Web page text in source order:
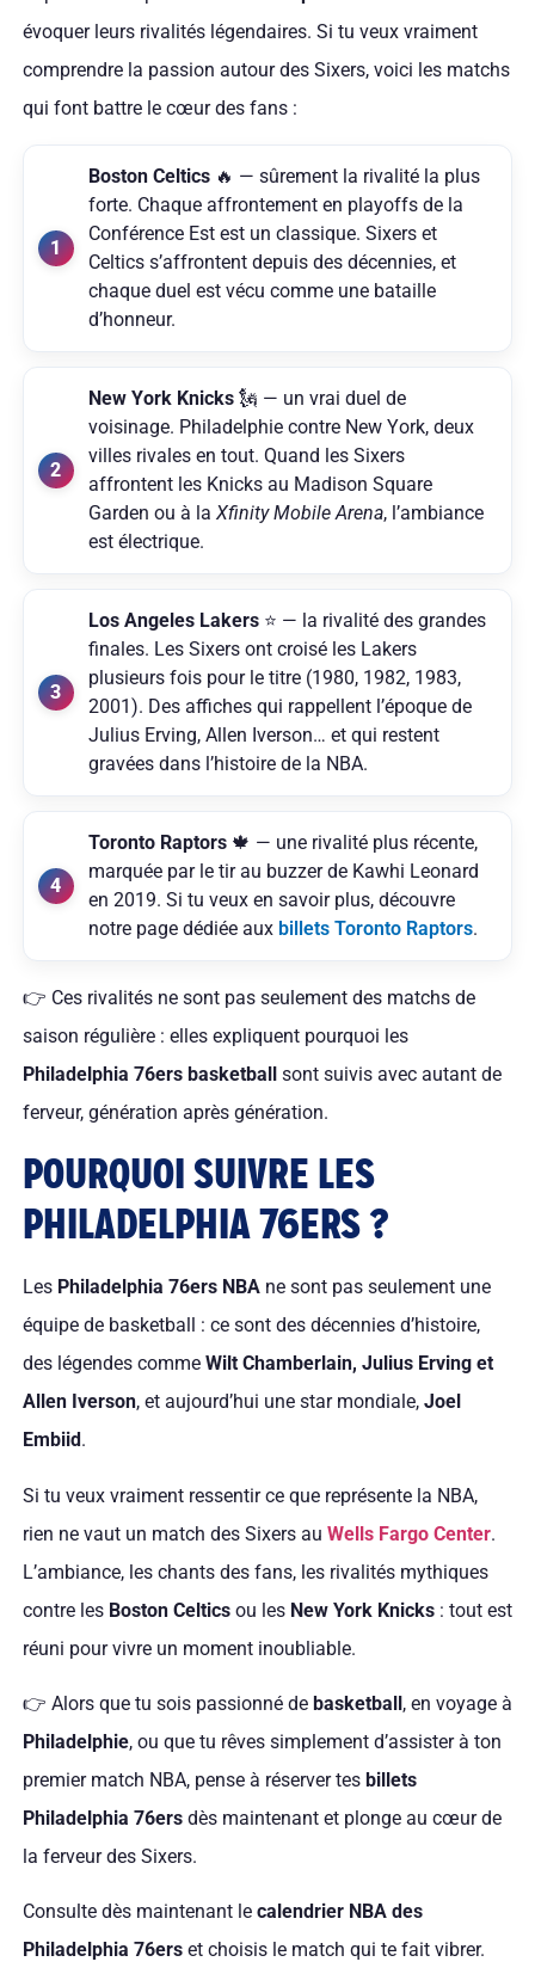
évoquer leurs rivalités légendaires. Si tu veux vraiment
comprendre la passion autour des Sixers, voici les matchs
qui font battre le cœur des fans :
Boston Celtics🔥 — sûrement la rivalité la plus
forte. Chaque affrontement en playoffs de la
Conférence Est est un classique. Sixers et
Celtics s’affrontent depuis des décennies, et
chaque duel est vécu comme une bataille
d’honneur.
New York Knicks🗽 — un vrai duel de
voisinage. Philadelphie contre New York, deux
villes rivales en tout. Quand les Sixers
affrontent les Knicks au Madison Square
Garden ou à la Xfinity Mobile Arena, l’ambiance
est électrique.
Los Angeles Lakers⭐ — la rivalité des grandes
finales. Les Sixers ont croisé les Lakers
plusieurs fois pour le titre (1980, 1982, 1983,
2001). Des affiches qui rappellent l’époque de
Julius Erving, Allen Iverson… et qui restent
gravées dans l’histoire de la NBA.
Toronto Raptors🍁 — une rivalité plus récente,
marquée par le tir au buzzer de Kawhi Leonard
en 2019. Si tu veux en savoir plus, découvre
notre page dédiée aux billets Toronto Raptors.
👉 Ces rivalités ne sont pas seulement des matchs de
saison régulière : elles expliquent pourquoi les
Philadelphia 76ers basketballsont suivis avec autant de
ferveur, génération après génération.
POURQUOI SUIVRE LES
PHILADELPHIA 76ERS ?
Les Philadelphia 76ers NBAne sont pas seulement une
équipe de basketball : ce sont des décennies d’histoire,
des légendes comme Wilt Chamberlain, Julius Erving et
Allen Iverson, et aujourd’hui une star mondiale, Joel
Embiid .
Si tu veux vraiment ressentir ce que représente la NBA,
rien ne vaut un match des Sixers au Wells Fargo Center.
L’ambiance, les chants des fans, les rivalités mythiques
contre les Boston Celticsou les New York Knicks: tout est
réuni pour vivre un moment inoubliable.
👉 Alors que tu sois passionné de basketball, en voyage à
Philadelphie, ou que tu rêves simplement d’assister à ton
premier match NBA, pense à réserver tes billets
Philadelphia 76ersdès maintenant et plonge au cœur de
la ferveur des Sixers.
Consulte dès maintenant le calendrier NBA des
Philadelphia 76erset choisis le match qui te fait vibrer.